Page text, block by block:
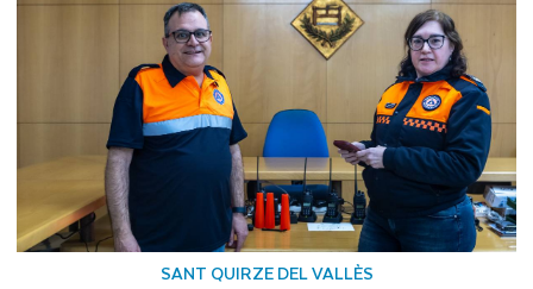
SANT QUIRZE DEL VALLÈS